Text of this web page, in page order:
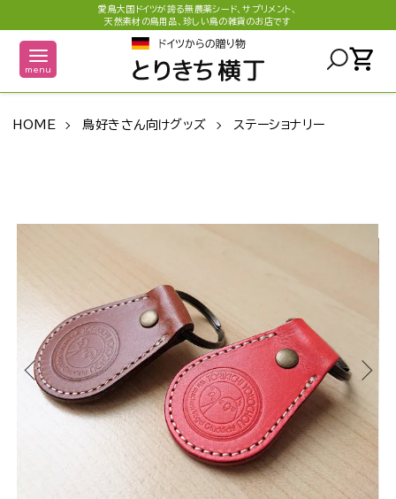
愛鳥大国ドイツが誇る無農薬シード、サプリメント、
天然素材の鳥用品、珍しい鳥の雑貨のお店です
menu shopping_cart
HOME 鳥好きさん向けグッズ ステーショナリー